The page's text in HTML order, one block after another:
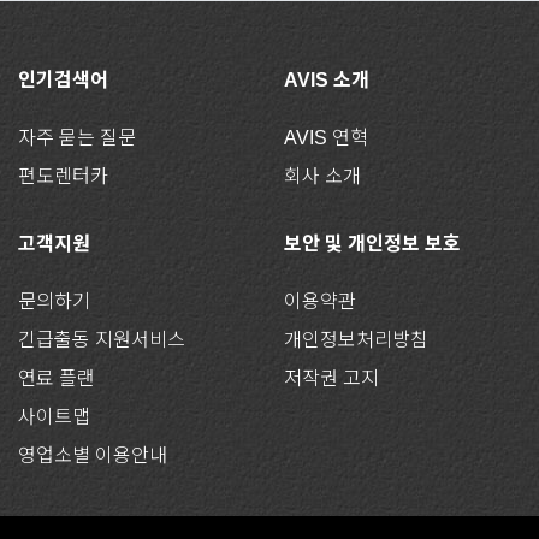
인기검색어
자주 묻는 질문
편도렌터카
AVIS 소개
AVIS 연혁
회사 소개
고객지원
문의하기
긴급출동 지원서비스
연료 플랜
사이트맵
영업소별 이용안내
보안 및 개인정보 보호
이용약관
개인정보처리방침
저작권 고지